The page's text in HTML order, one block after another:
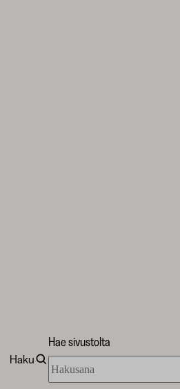
Haku
Hae sivustolta
sivustolta